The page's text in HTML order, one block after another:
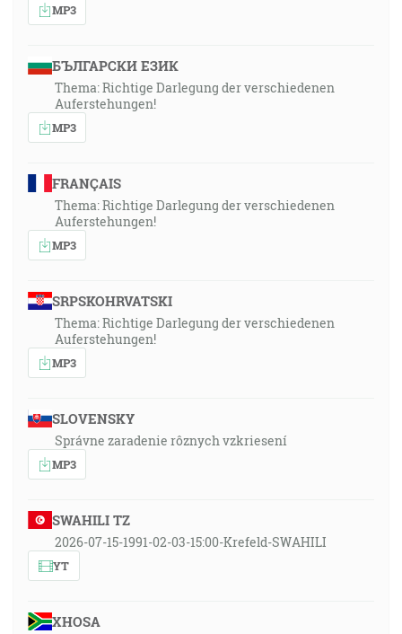
MP3
БЪЛГАРСКИ ЕЗИК
Thema: Richtige Darlegung der verschiedenen
Auferstehungen!
MP3
FRANÇAIS
Thema: Richtige Darlegung der verschiedenen
Auferstehungen!
MP3
SRPSKOHRVATSKI
Thema: Richtige Darlegung der verschiedenen
Auferstehungen!
MP3
SLOVENSKY
Správne zaradenie rôznych vzkriesení
MP3
SWAHILI TZ
2026-07-15-1991-02-03-15:00-Krefeld-SWAHILI
YT
XHOSA